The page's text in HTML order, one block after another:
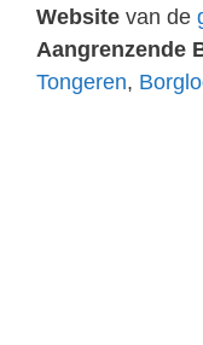
Website van de
Aangrenzende
Tongeren,